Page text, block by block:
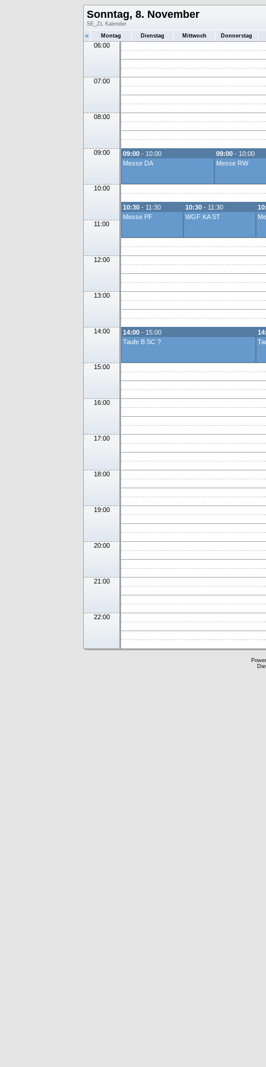
Sonntag, 8. November
SE_ZL Kalender
« Montag Dienstag Mittwoch Donnerstag
06:00
07:00
08:00
09:00 09:00 - 10:00
Messe DA
09:00 - 10:00
Messe RW
10:00
10:30 - 11:30
Messe PF
10:30 - 11:30
WGF KA ST
11:00
12:00
13:00
14:00 14:00 - 15:00
Taufe B SC ?
15:00
16:00
17:00
18:00
19:00
20:00
21:00
22:00